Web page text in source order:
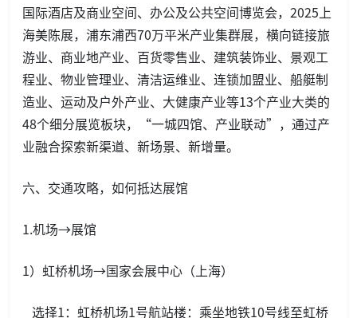
国际酒店及商业空间、办公及公共空间博览会，2025上
海美陈展，浦东浦西70万平米产业集群展，横向链接旅
游业、商业地产业、百货零售业、建筑装饰业、景观工
程业、物业管理业、清洁运维业、连锁加盟业、船艇制
造业、运动及户外产业、大健康产业等13个产业大类的
48个细分展览板块，“一城四馆、产业联动”，通过产
业融合探索新渠道、新场景、新增量。
六、交通攻略，如何抵达展馆
1.机场→展馆
1）虹桥机场→国家会展中心（上海）
选择1：虹桥机场1号航站楼：乘坐地铁10号线至虹桥